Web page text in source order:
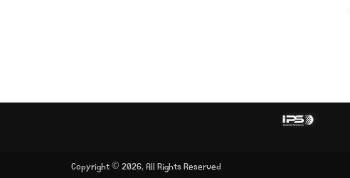
Copyright © 2026, All Rights Reserved